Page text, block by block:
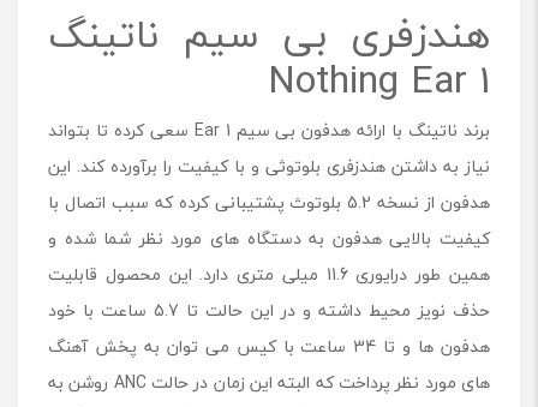
هندزفری بی سیم ناتینگ
Nothing Ear 1
برند ناتینگ با ارائه هدفون بی سیم Ear 1 سعی کرده تا بتواند
نیاز به داشتن هندزفری بلوتوثی و با کیفیت را برآورده کند. این
هدفون از نسخه 5.2 بلوتوث پشتیبانی کرده که سبب اتصال با
کیفیت بالایی هدفون به دستگاه های مورد نظر شما شده و
همین طور درایوری 11.6 میلی متری دارد. این محصول قابلیت
حذف نویز محیط داشته و در این حالت تا 5.7 ساعت با خود
هدفون ها و تا 34 ساعت با کیس می توان به پخش آهنگ
های مورد نظر پرداخت که البته این زمان در حالت ANC روشن به